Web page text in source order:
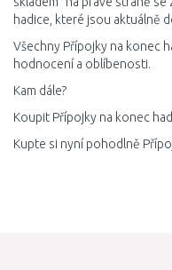
hadice, které jsou aktuálně
Všechny Přípojky na konec
hodnocení a oblíbenosti.
Kam dále?
Koupit Přípojky na konec
Kupte si nyní pohodlně